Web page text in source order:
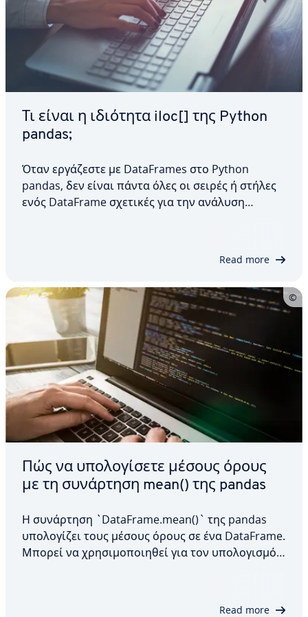
Τι είναι η ιδιότητα iloc[] της Python
pandas;
Όταν εργάζεστε με DataFrames στο Python
pandas, δεν είναι πάντα όλες οι σειρές ή στήλες
ενός DataFrame σχετικές για την ανάλυση
Read more
Πώς να υπολογίσετε μέσους όρους
με τη συνάρτηση mean() της pandas
Η συνάρτηση `DataFrame.mean()` της pandas
υπολογίζει τους μέσους όρους σε ένα DataFrame.
Μπορεί να χρησιμοποιηθεί για τον υπολογισμό
Read more